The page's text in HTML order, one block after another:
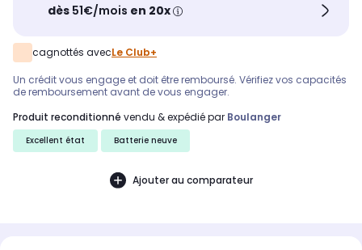
dès 51€/mois en 20x
cagnottés avecLe Club+
Un crédit vous engage et doit être remboursé. Vérifiez vos capacités
de remboursement avant de vous engager.
produit reconditionné vendu & expédié par Boulanger
Excellent état Batterie neuve
Ajouter au comparateur